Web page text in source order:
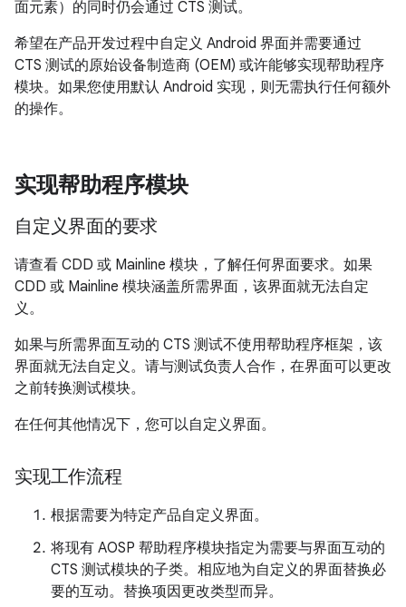
面元素）的同时仍会通过 CTS 测试。
希望在产品开发过程中自定义 Android 界面并需要通过
CTS 测试的原始设备制造商 (OEM) 或许能够实现帮助程序
模块。如果您使用默认 Android 实现，则无需执行任何额外
的操作。
实现帮助程序模块
自定义界面的要求
请查看 CDD 或 Mainline 模块，了解任何界面要求。如果
CDD 或 Mainline 模块涵盖所需界面，该界面就无法自定
义。
如果与所需界面互动的 CTS 测试不使用帮助程序框架，该
界面就无法自定义。请与测试负责人合作，在界面可以更改
之前转换测试模块。
在任何其他情况下，您可以自定义界面。
实现工作流程
根据需要为特定产品自定义界面。
将现有 AOSP 帮助程序模块指定为需要与界面互动的
CTS 测试模块的子类。相应地为自定义的界面替换必
要的互动。替换项因更改类型而异。